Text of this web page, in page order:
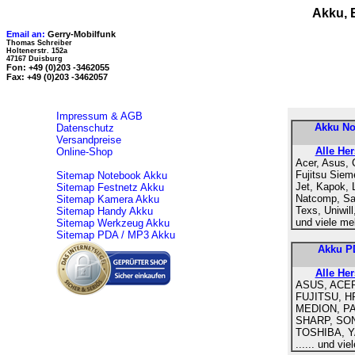
Akku,
Email an: Gerry-Mobilfunk
Thomas Schreiber
Holtenerstr. 152a
47167 Duisburg
Fon: +49 (0)203 -3462055
Fax: +49 (0)203 -3462057
Impressum & AGB
Datenschutz
Versandpreise
Online-Shop
Sitemap Notebook Akku
Sitemap Festnetz Akku
Sitemap Kamera Akku
Sitemap Handy Akku
Sitemap Werkzeug Akku
Sitemap PDA / MP3 Akku
Akku
Alle
Acer, Asus,
Fujitsu
Jet, Kapok,
Natcomp,
Texs,
und viele
Akku
Alle
ASUS,
FUJITSU,
MEDION,
SHARP,
TOSHIBA,
...... und